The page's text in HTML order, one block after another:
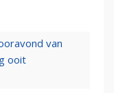
van
ooit